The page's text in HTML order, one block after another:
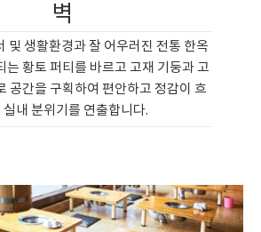
벽
및 생활환경과 잘 어우러진 전통 한옥
는 황토 퍼티를 바르고 고재 기둥과 고
공간을 구획하여 편안하고 정감이 흐
실내 분위기를 연출합니다.